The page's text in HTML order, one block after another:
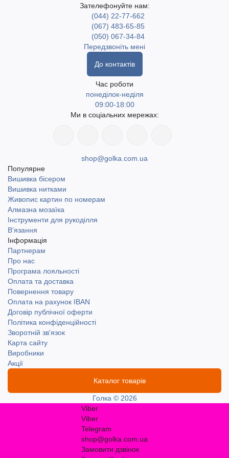
Зателефонуйте нам:
(044) 22-77-662
(067) 483-65-85
(050) 067-34-84
Передзвоніть мені
До контактів
Час роботи
понеділок-неділя
09:00-18:00
Ми в соціальних мережах:
shop@golka.com.ua
Популярне
Вишивка бісером
Вишивка нитками
Живопис картин по номерам
Алмазна мозаїка
Інструменти для рукоділля
В'язання
Інформація
Партнерам
Про нас
Програма лояльності
Оплата та доставка
Повернення товару
Оплата на рахунок IBAN
Договір публічної оферти
Політика конфіденційності
Зворотній зв'язок
Карта сайту
Виробники
Акції
Каталог товарів
Голка © 2026
Viber
Viber
Telegram
shop@golka.com.ua
Замовити дзвінок